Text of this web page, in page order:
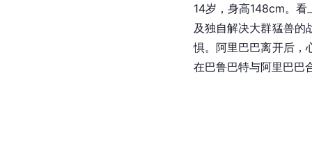
14岁，身高148cm。
及独自解决大群猛兽的
惧。阿里巴巴离开后，
在巴鲁巴特与阿里巴巴